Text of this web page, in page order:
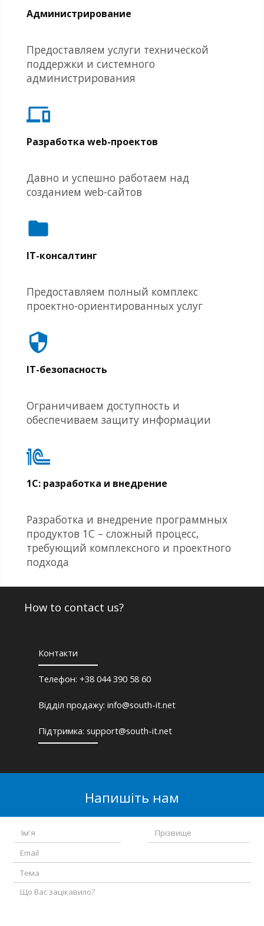
Администрирование
Предоставляем услуги технической
поддержки и системного
администрирования
Разработка web-проектов
Давно и успешно работаем над
созданием web-сайтов
IT-консалтинг
Предоставляем полный комплекс
проектно-ориентированных услуг
IT-безопасность
Ограничиваем доступность и
обеспечиваем защиту информации
1С: разработка и внедрение
Разработка и внедрение программных
продуктов 1С – сложный процесс,
требующий комплексного и проектного
подхода
How to contact us?
Контакти
Телефон: +38 044 390 58 60
Відділ продажу: info@south-it.net
Підтримка: support@south-it.net
Напишіть нам
Theme